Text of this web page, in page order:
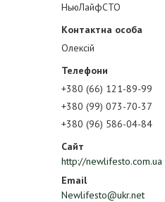
НьюЛайфСТО
Олексій
+380 (66) 121-89-99
+380 (99) 073-70-37
+380 (96) 586-04-84
http://newlifesto.com.ua
Newlifesto@ukr.net